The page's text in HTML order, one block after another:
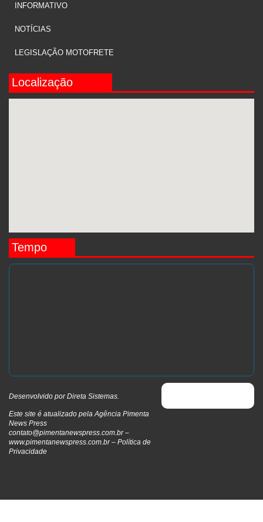
INFORMATIVO
NOTÍCIAS
LEGISLAÇÃO MOTOFRETE
Localização
Tempo
Desenvolvido porDireta Sistemas
Este site é atualizado pela Agência Pimenta
News Press
contato@pimentanewspress.com.br–
www.pimentanewspress.com.br – Política de
Privacidade